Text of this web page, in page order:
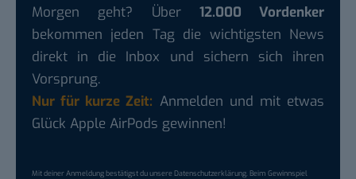
Morgen geht? Über 12.000 Vordenker
bekommen jeden Tag die wichtigsten News
direkt in die Inbox und sichern sich ihren
Vorsprung.
Nur für kurze Zeit: Anmelden und mit etwas
Glück Apple AirPods gewinnen!
Mit deiner Anmeldung bestätigst du unsereDatenschutzerklärung. Beim Gewinnspiel